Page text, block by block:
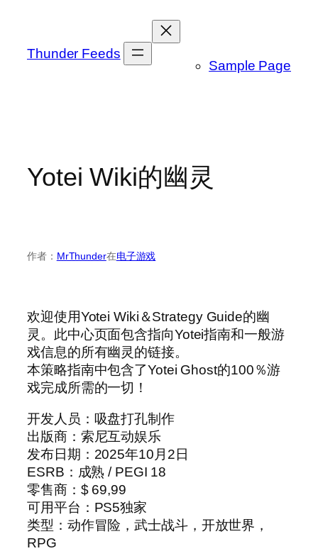
Thunder Feeds
Sample Page
Yotei Wiki的幽灵
作者： MrThunder在电子游戏
欢迎使用Yotei Wiki＆Strategy Guide的幽
灵。此中心页面包含指向Yotei指南和一般游
戏信息的所有幽灵的链接。
本策略指南中包含了Yotei Ghost的100％游
戏完成所需的一切！
开发人员：吸盘打孔制作
出版商：索尼互动娱乐
发布日期：2025年10月2日
ESRB：成熟 / PEGI 18
零售商：$ 69,99
可用平台：PS5独家
类型：动作冒险，武士战斗，开放世界，
RPG